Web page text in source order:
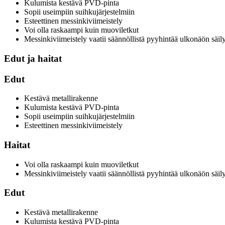
Kulumista kestävä PVD-pinta
Sopii useimpiin suihkujärjestelmiin
Esteettinen messinkiviimeistely
Voi olla raskaampi kuin muoviletkut
Messinkiviimeistely vaatii säännöllistä pyyhintää ulkonäön
Edut ja haitat
Edut
Kestävä metallirakenne
Kulumista kestävä PVD-pinta
Sopii useimpiin suihkujärjestelmiin
Esteettinen messinkiviimeistely
Haitat
Voi olla raskaampi kuin muoviletkut
Messinkiviimeistely vaatii säännöllistä pyyhintää ulkonäön
Edut
Kestävä metallirakenne
Kulumista kestävä PVD-pinta